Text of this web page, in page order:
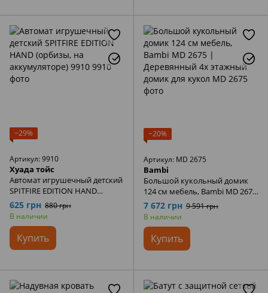
−29%
Артикул: 9910
Хуада тойс
Автомат игрушечный детский
SPITFIRE EDITION HAND
(орбизы, на аккумуляторе)
9910
625 грн 880 грн
В наличии
Купить
−20%
Артикул: MD 2675
Bambi
Большой кукольный домик
124 см мебель, Bambi MD 2675
| Деревянный 4х этажный
домик для кукол
7 672 грн 9 591 грн
В наличии
Купить